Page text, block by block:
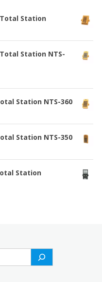
Station
Station NTS-
Station NTS-360
Station NTS-350
Station